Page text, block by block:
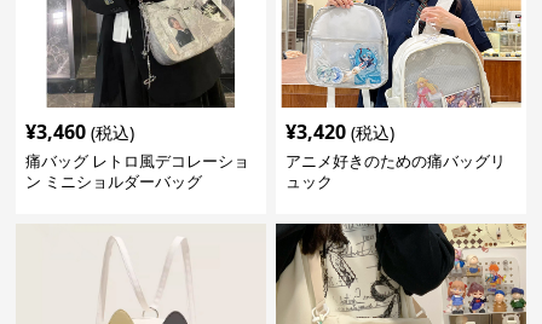
¥3,460 (税込)
痛バッグ レトロ風デコレーショ
ン ミニショルダーバッグ
¥3,420 (税込)
アニメ好きのための痛バッグリ
ュック